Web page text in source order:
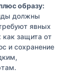
образу:
должны
явных
как защита от
и сохранение